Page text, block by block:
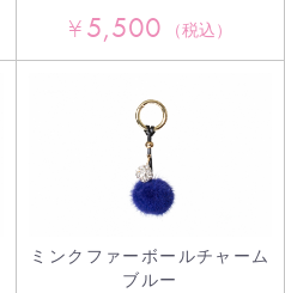
¥5,500 （税込）
ミンクファーボールチャーム
ブルー